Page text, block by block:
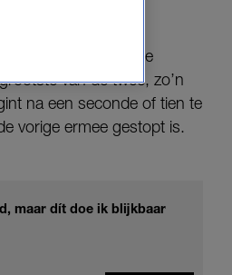
er iemand begint te
van de twee, zo’n
na een seconde of tien te
vorige ermee gestopt is.
maar dít doe ik blijkbaar